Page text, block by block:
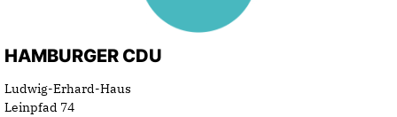
HAMBURGER CDU
Ludwig-Erhard-Haus
Leinpfad 74